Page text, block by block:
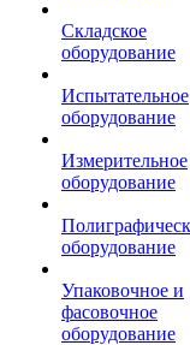
Складское
оборудование
Испытательное
оборудование
Измерительное
оборудование
оборудование
Упаковочное и
фасовочное
оборудование